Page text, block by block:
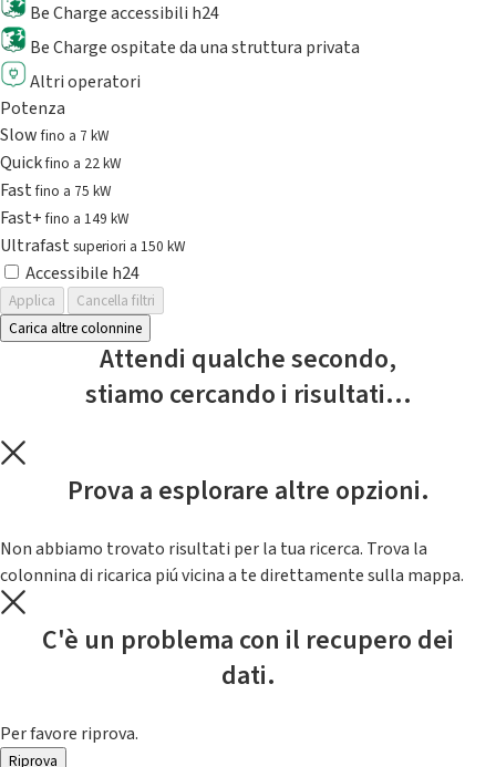
Be Charge accessibili h24
Be Charge ospitate da una struttura privata
Altri operatori
Potenza
Slowfino a 7 kW
Quickfino a 22 kW
Fastfino a 75 kW
Fast+fino a 149 kW
Ultrafast superiori a 150 kW
Accessibile h24
Applica
Cancella filtri
Carica altre colonnine
Attendi qualche secondo,
stiamo cercando i risultati...
Prova a esplorare altre opzioni.
Non abbiamo trovato risultati per la tua ricerca. Trova la
colonnina di ricarica piú vicina a te direttamente sulla mappa.
C'è un problema con il recupero dei
dati.
Per favore riprova.
Riprova